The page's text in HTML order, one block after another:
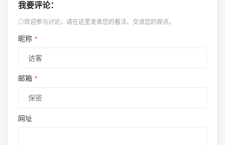
我要评论：
◎欢迎参与讨论，请在这里发表您的看法、交流您的观点。
昵称 *
邮箱 *
网址